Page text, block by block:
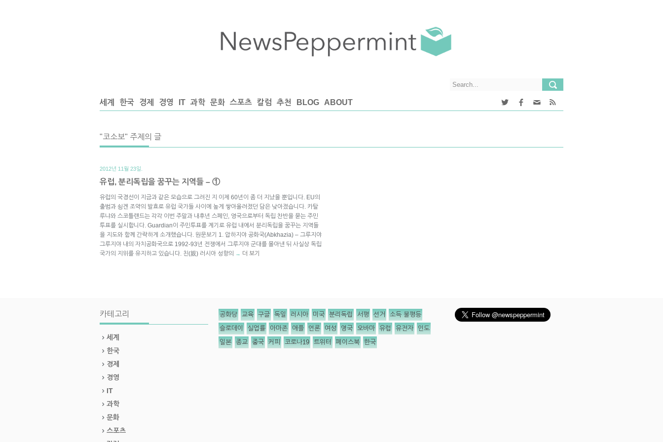
세계 한국 경제 경영 IT 과학 문화 스포츠 칼럼 추천 BLOG ABOUT
"코소보" 주제의 글
2012년 11월 23일.
유럽, 분리독립을 꿈꾸는 지역들 – ①
유럽의 국경선이 지금과 같은 모습으로 그려진 지 이제 60년이 좀 더 지났을 뿐입니다. EU의
출범과 쇵겐 조약의 발효로 유럽 국가들 사이에 높게 쌓아올려졌던 담은 낮아졌습니다. 카탈
루냐와 스코틀랜드는 각각 이번 주말과 내후년 스페인, 영국으로부터 독립 찬반을 묻는 주민
투표를 실시합니다. Guardian이 주민투표를 계기로 유럽 내에서 분리독립을 꿈꾸는 지역들
을 지도와 함께 간략하게 소개했습니다. 원문보기 1. 압하지야 공화국(Abkhazia) – 그루지야
그루지야 내의 자치공화국으로 1992-93년 전쟁에서 그루지야 군대를 몰아낸 뒤 사실상 독립
국가의 지위를 유지하고 있습니다. 친(親) 러시아 성향의
→ 더 보기
카테고리
세계
한국
경제
경영
IT
과학
문화
스포츠
공화당 교육 구글 독일 러시아 미국 분리독립 서평 선거 소득 불평등
슬로데이 실업률 아마존 애플 언론 여성 영국 오바마 유럽 유전자 인도
일본 종교 중국 커피 코로나19 트위터 페이스북 한국